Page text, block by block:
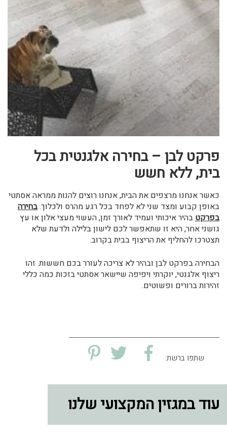
פרקט לבן – בחירה אלגנטית בכל
בית, ללא חשש
כאשר אנחנו מרצפים את הבית, אנחנו רוצים להנות ממראה אסתטי
באופן קבוע ומצד שני לא לפחד בכל רגע מהרס ולכלוך.בחירה
בפרקטבהיר איכותי ועמיד לאורך זמן, העשוי מעצי אלון או עץ
גושני אחר, היא זו שתאפשר לכם לישון בלילה ולדעת שלא
תצטרכו להחליף את הריצוף בבית בקרוב.
הבחירה בפרקט לבן ובהיר לא צריכה לעורר בכם חששות. זהו
ריצוף אלגנטי, יוקרתי ויפיפה שיישאר אסתטי בזכות כמה כללי
זהירות ברורים ופשוטים.
שתפו ברשת:
עוד במגזין המקצועי שלנו